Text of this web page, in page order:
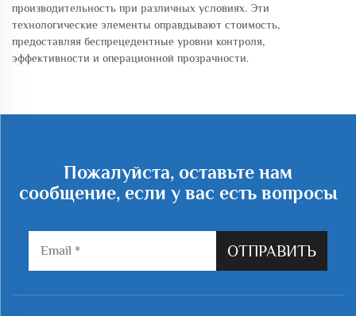
производительность при различных условиях. Эти
технологические элементы оправдывают стоимость,
предоставляя беспрецедентные уровни контроля,
эффективности и операционной прозрачности.
Пожалуйста, оставьте нам
сообщение, если у вас есть вопросы
ОТПРАВИТЬ